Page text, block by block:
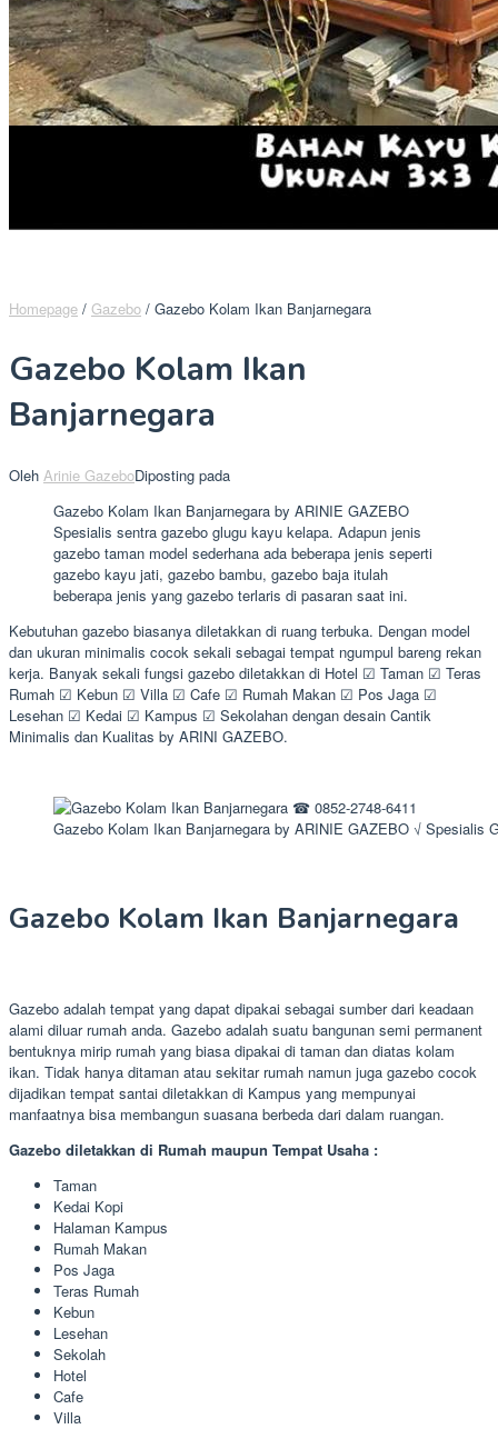
Homepage / Gazebo / Gazebo Kolam Ikan Banjarnegara
Gazebo Kolam Ikan
Banjarnegara
Oleh Arinie GazeboDiposting pada
Gazebo Kolam Ikan Banjarnegara by ARINIE GAZEBO
Spesialis sentra gazebo glugu kayu kelapa. Adapun jenis
gazebo taman model sederhana ada beberapa jenis seperti
gazebo kayu jati, gazebo bambu, gazebo baja itulah
beberapa jenis yang gazebo terlaris di pasaran saat ini.
Kebutuhan gazebo biasanya diletakkan di ruang terbuka. Dengan model
dan ukuran minimalis cocok sekali sebagai tempat ngumpul bareng rekan
kerja. Banyak sekali fungsi gazebo diletakkan di Hotel ☑ Taman ☑ Teras
Rumah ☑ Kebun ☑ Villa ☑ Cafe ☑ Rumah Makan ☑ Pos Jaga ☑
Lesehan ☑ Kedai ☑ Kampus ☑ Sekolahan dengan desain Cantik
Minimalis dan Kualitas by ARINI GAZEBO.
Gazebo Kolam Ikan Banjarnegara by ARINIE GAZEBO √ Spesialis
Gazebo Kolam Ikan Banjarnegara
Gazebo adalah tempat yang dapat dipakai sebagai sumber dari keadaan
alami diluar rumah anda. Gazebo adalah suatu bangunan semi permanent
bentuknya mirip rumah yang biasa dipakai di taman dan diatas kolam
ikan. Tidak hanya ditaman atau sekitar rumah namun juga gazebo cocok
dijadikan tempat santai diletakkan di Kampus yang mempunyai
manfaatnya bisa membangun suasana berbeda dari dalam ruangan.
Gazebo diletakkan di Rumah maupun Tempat Usaha :
Taman
Kedai Kopi
Halaman Kampus
Rumah Makan
Pos Jaga
Teras Rumah
Kebun
Lesehan
Sekolah
Hotel
Cafe
Villa